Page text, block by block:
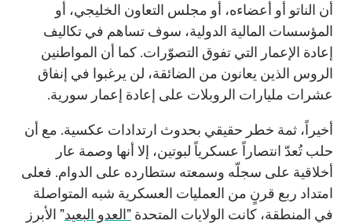
أن الناتو أو أعضاءه، أو مجلس التعاون الخليجي، أو
المؤسسات المالية الدولية، سوف تساهم في تكاليف
إعادة الإعمار التي تفوق التصوّرات. كما أن المواطنين
الروس الذين يعانون من الضائقة، لن يرغبوا في إنفاق
عشرات مليارات الروبلات على إعادة إعمار سورية.
أخيراً، ثمة خطر حقيقي بحدوث ارتدادات عكسية. مع أن
حلب تُعدّ انتصاراً عسكرياً لبوتين، إلا أنها وصمة عار
أخلاقية على سجلّه وسمعته ستطارده على الدوام. فعلى
امتداد ربع قرنٍ من العمليات العسكرية شبه المتواصلة
في المنطقة، كانت الولايات المتحدة "العدو البعيد" الأبرز